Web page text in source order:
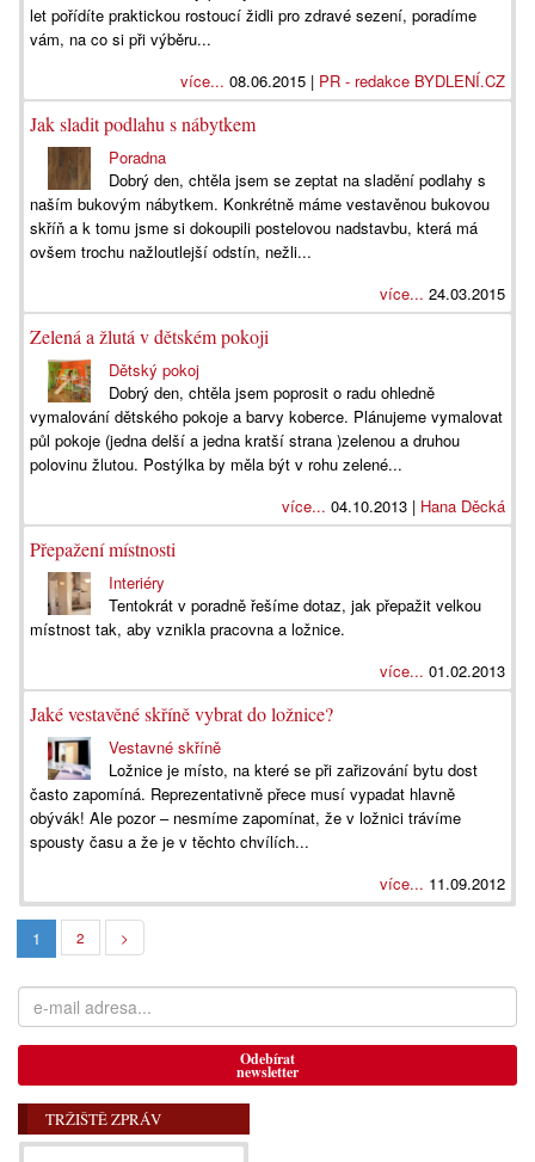
let pořídíte praktickou rostoucí židli pro zdravé sezení, poradíme
vám, na co si při výběru...
více... 08.06.2015 | PR - redakce BYDLENÍ.CZ
Jak sladit podlahu s nábytkem
Poradna
Dobrý den, chtěla jsem se zeptat na sladění podlahy s
naším bukovým nábytkem. Konkrétně máme vestavěnou bukovou
skříň a k tomu jsme si dokoupili postelovou nadstavbu, která má
ovšem trochu nažloutlejší odstín, nežli...
více... 24.03.2015
Zelená a žlutá v dětském pokoji
Dětský pokoj
Dobrý den, chtěla jsem poprosit o radu ohledně
vymalování dětského pokoje a barvy koberce. Plánujeme vymalovat
půl pokoje (jedna delší a jedna kratší strana )zelenou a druhou
polovinu žlutou. Postýlka by měla být v rohu zelené...
více... 04.10.2013 | Hana Děcká
Přepažení místnosti
Interiéry
Tentokrát v poradně řešíme dotaz, jak přepažit velkou
místnost tak, aby vznikla pracovna a ložnice.
více... 01.02.2013
Jaké vestavěné skříně vybrat do ložnice?
Vestavné skříně
Ložnice je místo, na které se při zařizování bytu dost
často zapomíná. Reprezentativně přece musí vypadat hlavně
obývák! Ale pozor – nesmíme zapomínat, že v ložnici trávíme
spousty času a že je v těchto chvílích...
více... 11.09.2012
1 2 >
Odebírat
newsletter
TRŽIŠTĚ ZPRÁV